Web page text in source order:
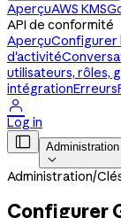
AperçuAWS KMS
API de conformité
AperçuConfigurer
d'activité
utilisateurs, rôles,
intégrationErreurs

Log in
 Administration

Administration/
Configurer